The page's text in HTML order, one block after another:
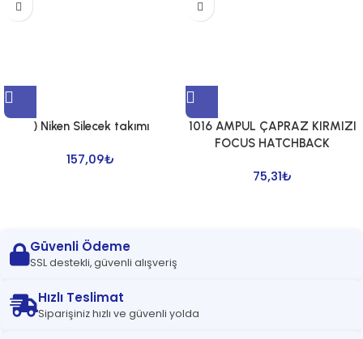
) Niken Silecek takımı
157,09₺
1016 AMPUL ÇAPRAZ KIRMIZI
FOCUS HATCHBACK
75,31₺
Güvenli Ödeme
SSL destekli, güvenli alışveriş
Hızlı Teslimat
Siparişiniz hızlı ve güvenli yolda